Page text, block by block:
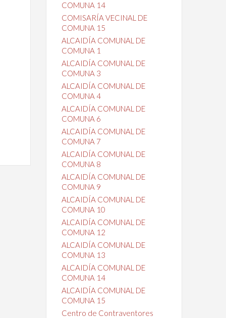
COMUNA 14
COMISARÍA VECINAL DE
COMUNA 15
ALCAIDÍA COMUNAL DE
COMUNA 1
ALCAIDÍA COMUNAL DE
COMUNA 3
ALCAIDÍA COMUNAL DE
COMUNA 4
ALCAIDÍA COMUNAL DE
COMUNA 6
ALCAIDÍA COMUNAL DE
COMUNA 7
ALCAIDÍA COMUNAL DE
COMUNA 8
ALCAIDÍA COMUNAL DE
COMUNA 9
ALCAIDÍA COMUNAL DE
COMUNA 10
ALCAIDÍA COMUNAL DE
COMUNA 12
ALCAIDÍA COMUNAL DE
COMUNA 13
ALCAIDÍA COMUNAL DE
COMUNA 14
ALCAIDÍA COMUNAL DE
COMUNA 15
Centro de Contraventores